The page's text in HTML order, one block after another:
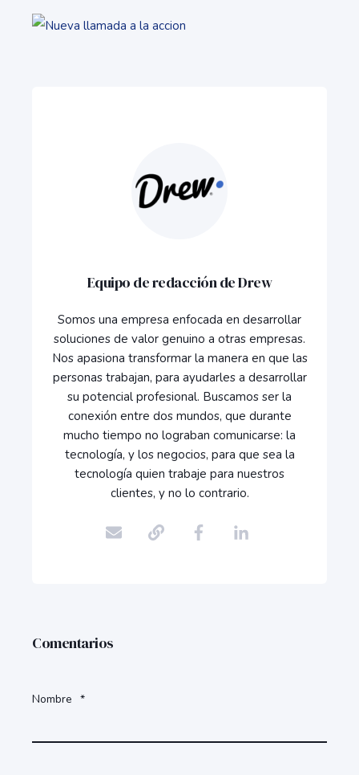
Equipo de redacción de Drew
Somos una empresa enfocada en desarrollar
soluciones de valor genuino a otras empresas.
Nos apasiona transformar la manera en que las
personas trabajan, para ayudarles a desarrollar
su potencial profesional. Buscamos ser la
conexión entre dos mundos, que durante
mucho tiempo no lograban comunicarse: la
tecnología, y los negocios, para que sea la
tecnología quien trabaje para nuestros
clientes, y no lo contrario.
Comentarios
Nombre *